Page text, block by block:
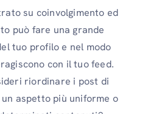
su coinvolgimento ed
può fare una grande
tuo profilo e nel modo
con il tuo feed.
riordinare i post di
aspetto più uniforme o